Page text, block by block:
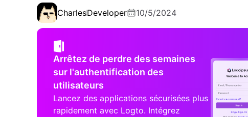
CharlesDeveloper 10/5/2024
Arrêtez de perdre des semaines
sur l'authentification des
utilisateurs
Lancez des applications sécurisées plus
rapidement avec Logto. Intégrez